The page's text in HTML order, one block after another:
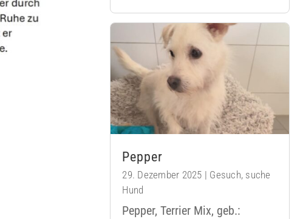
Pepper
29. Dezember 2025 | Gesuch, suche
Hund
Pepper, Terrier Mix, geb.: